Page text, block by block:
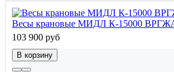
Весы крановые МИДЛ К-15000
103 900 руб
В корзину